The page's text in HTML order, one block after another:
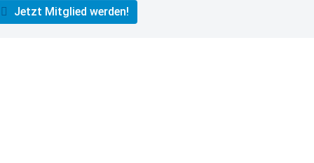
Jetzt Mitglied werden!